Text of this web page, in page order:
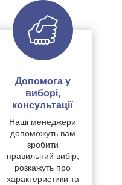
Допомога у
виборі,
консультації
Наші менеджери
допоможуть вам
зробити
правильний вибір,
розкажуть про
характеристики та